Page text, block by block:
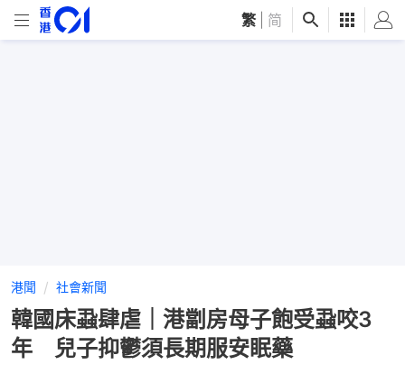
繁 简
港聞 社會新聞
韓國床蝨肆虐｜港劏房母子飽受蝨咬3
年 兒子抑鬱須長期服安眠藥